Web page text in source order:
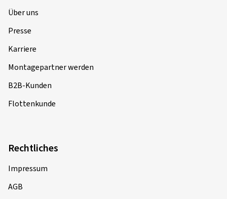
Über uns
Presse
Karriere
Montagepartner werden
B2B-Kunden
Flottenkunde
Rechtliches
Impressum
AGB